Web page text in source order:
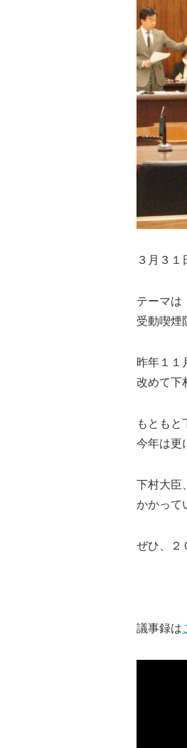
３月３１
テーマは
受動喫煙
昨年１１
改めて下
もともと
今年は更
下村大臣
かかって
ぜひ、２
議事録は